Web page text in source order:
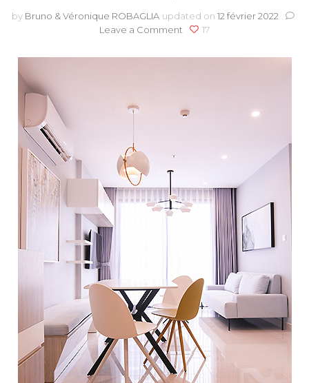
by Bruno & Véronique ROBAGLIA updated on 12 février 2022
Leave a Comment on
la
17